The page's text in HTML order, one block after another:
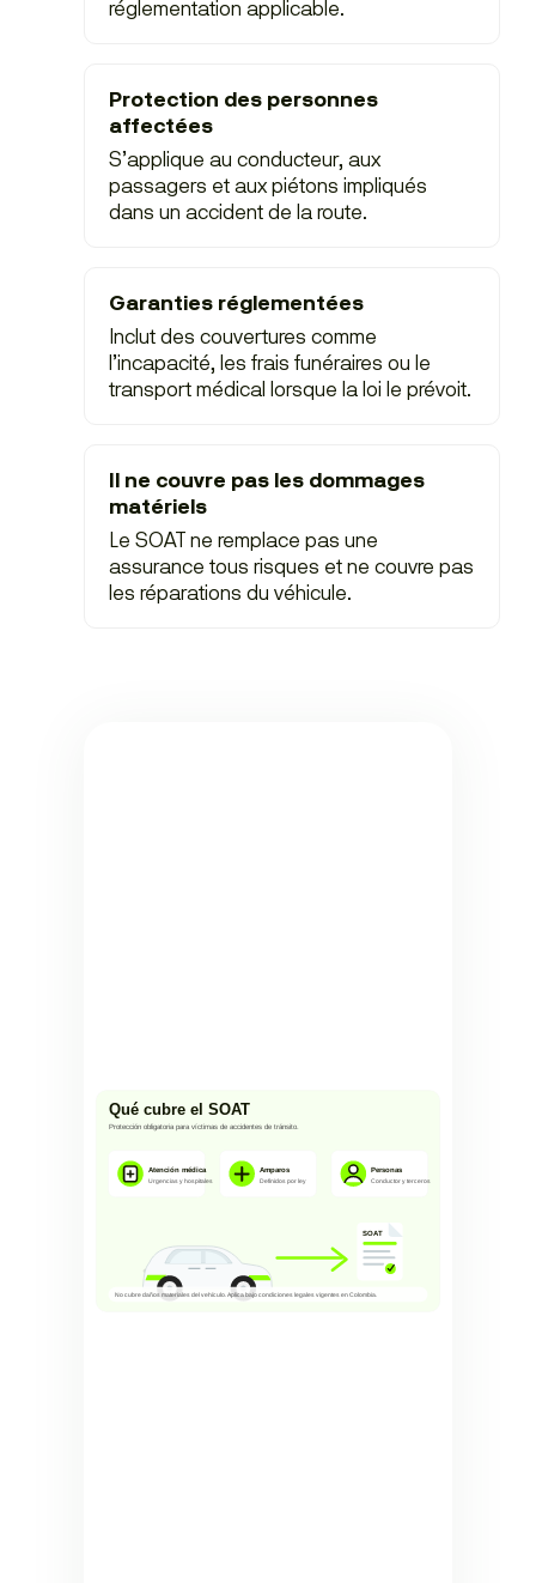
réglementation applicable.
Protection des personnes
affectées
S’applique au conducteur, aux
passagers et aux piétons impliqués
dans un accident de la route.
Garanties réglementées
Inclut des couvertures comme
l’incapacité, les frais funéraires ou le
transport médical lorsque la loi le prévoit.
Il ne couvre pas les dommages
matériels
Le SOAT ne remplace pas une
assurance tous risques et ne couvre pas
les réparations du véhicule.